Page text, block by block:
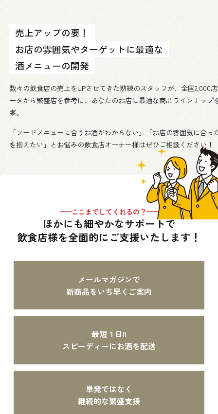
売上アップの要！
お店の雰囲気やターゲットに最適な
酒メニューの開発
数々の飲食店の売上をUPさせてきた熟練のスタッフが、全国2,000
ータから繁盛店を参考に、あなたのお店に最適な商品ラインナップ
案。
「フードメニューに合うお酒がわからない」「お店の雰囲気に合っ
を揃えたい」とお悩みの飲食店オーナー様はぜひご相談ください！
ここまでしてくれるの？
ほかにも細やかなサポートで
飲食店様を全面的に ご支援いたします！
メールマガジンで
新商品をいち早くご案内
最短１日!!
スピーディーにお酒を配送
単発ではなく
継続的な繁盛支援